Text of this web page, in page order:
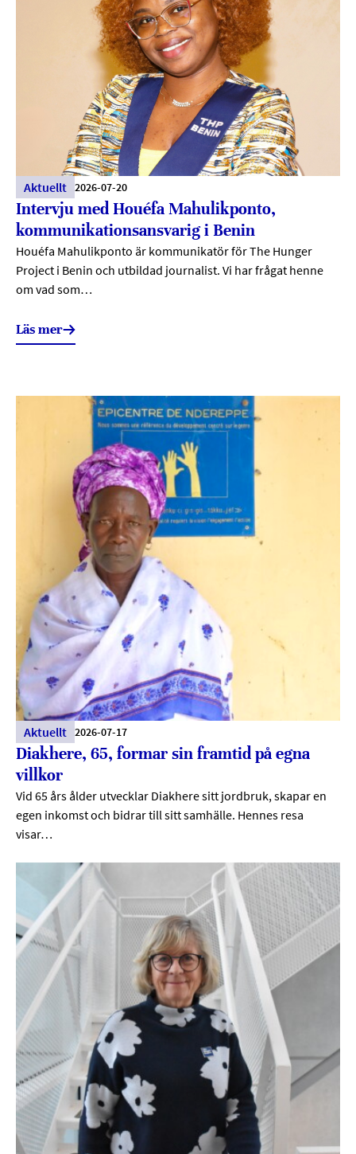
Aktuellt 2026-07-20
Intervju med Houéfa Mahulikponto,
kommunikationsansvarig i Benin
Houéfa Mahulikponto är kommunikatör för The Hunger
Project i Benin och utbildad journalist. Vi har frågat henne
om vad som…
Läs mer
Aktuellt 2026-07-17
Diakhere, 65, formar sin framtid på egna
villkor
Vid 65 års ålder utvecklar Diakhere sitt jordbruk, skapar en
egen inkomst och bidrar till sitt samhälle. Hennes resa
visar…